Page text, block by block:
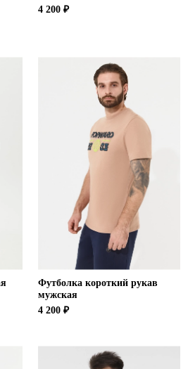
4 200 ₽
Футболка короткий рукав
мужская
4 200 ₽